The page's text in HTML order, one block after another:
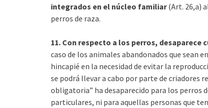
integrados en el núcleo familiar(Art. 26,a)
perros de raza.
11. Con respecto a los perros,
caso de los animales abandonados que sean
hincapié en la necesidad de evitar la
se podrá llevar a cabo por parte de criadores
obligatoria” ha desaparecido para los perros
particulares, ni para aquellas personas que